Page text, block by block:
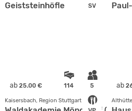
SV
Geiststeinhöfle
ab 25.00 € 114 5
Kaisersbach, Region Stuttgart
ab